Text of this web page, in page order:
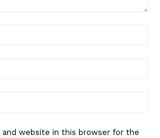
and website in this browser for the